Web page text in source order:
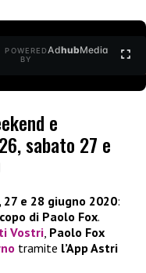
POWERED
BY
AdhubMedia
e
sabato 27 e
27 e 28 giugno 2020:
di Paolo Fox.
Vostri, Paolo Fox
tramite l’App Astri